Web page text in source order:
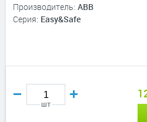
Производитель: ABB
Серия: Easy&Safe
шт